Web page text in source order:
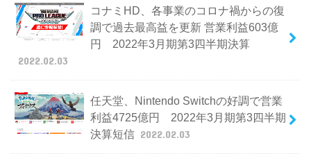
コナミHD、各事業のコロナ禍からの復
調で過去最高益を更新 営業利益603億
円 2022年3月期第3四半期決算
2022.02.03
任天堂、Nintendo Switchの好調で営業
利益4725億円 2022年3月期第3四半期
決算短信 2022.02.03